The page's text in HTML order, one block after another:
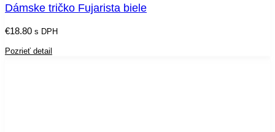
Dámske tričko Fujarista biele
€18.80 s DPH
Pozrieť detail